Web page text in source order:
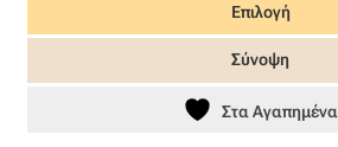
was:
27,60 €.
τιμή
είναι:
Επιλογή
το
Σύνοψη
Στα Αγαπημένα